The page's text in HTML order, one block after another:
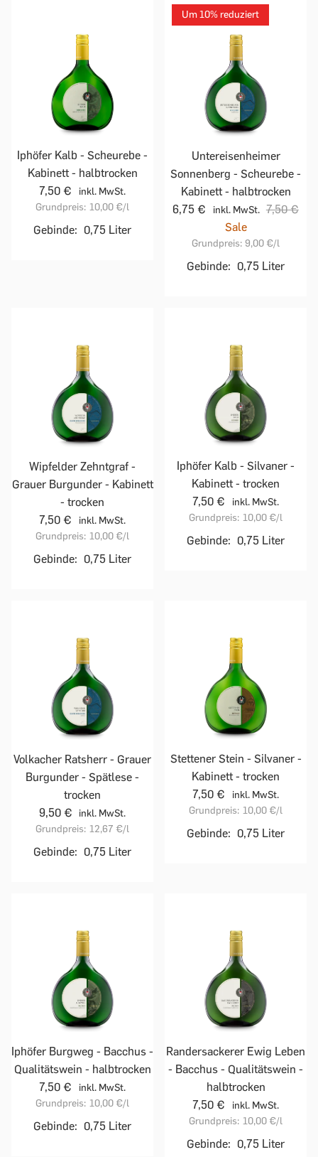
Iphöfer Kalb - Scheurebe -
Kabinett - halbtrocken
7,50 €
inkl. MwSt.
Grundpreis: 10,00 €/l
Gebinde: 0,75 Liter
Um 10% reduziert
Untereisenheimer
Sonnenberg - Scheurebe -
Kabinett - halbtrocken
6,75 €
inkl. MwSt. 7,50 €
Sale
Grundpreis: 9,00 €/l
Gebinde: 0,75 Liter
Wipfelder Zehntgraf -
Grauer Burgunder - Kabinett
- trocken
7,50 €
inkl. MwSt.
Grundpreis: 10,00 €/l
Gebinde: 0,75 Liter
Iphöfer Kalb - Silvaner -
Kabinett - trocken
7,50 €
inkl. MwSt.
Grundpreis: 10,00 €/l
Gebinde: 0,75 Liter
Volkacher Ratsherr - Grauer
Burgunder - Spätlese -
trocken
9,50 €
inkl. MwSt.
Grundpreis: 12,67 €/l
Gebinde: 0,75 Liter
Stettener Stein - Silvaner -
Kabinett - trocken
7,50 €
inkl. MwSt.
Grundpreis: 10,00 €/l
Gebinde: 0,75 Liter
Iphöfer Burgweg - Bacchus -
Qualitätswein - halbtrocken
7,50 €
inkl. MwSt.
Grundpreis: 10,00 €/l
Gebinde: 0,75 Liter
Randersackerer Ewig Leben
- Bacchus - Qualitätswein -
halbtrocken
7,50 €
inkl. MwSt.
Grundpreis: 10,00 €/l
Gebinde: 0,75 Liter